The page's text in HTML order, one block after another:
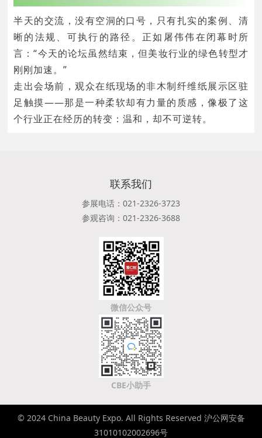
半天的交流，没有空洞的口号，只有扎实的案例、清
晰的法规、可执行的路径。正如屠伟伟在闭幕时所
言：“今天的论坛虽然结束，但美妆行业的绿色转型才
刚刚加速。”
走出会场前，观众在纸现场的非木制纤维纸展示区驻
足触摸——那是一种柔软却有力量的质感，像极了这
个行业正在经历的转变：温和，却不可逆转。
联系我们
参展电话：021-2326-3723
参观咨询：021-2326-3688
微信公众号
CBE小助手
© 2024 China Beauty Expo. All Rights Reserved 沪公网安备
31010102002696号